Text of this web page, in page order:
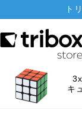
ト
キ